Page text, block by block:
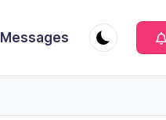
Messages